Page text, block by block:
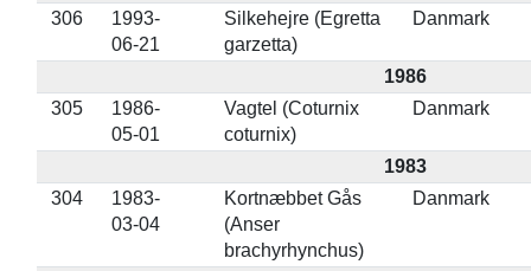
306
1993-
06-21
Silkehejre (Egretta
garzetta)
Danmark
1986
305
1986-
05-01
Vagtel (Coturnix
coturnix)
Danmark
1983
304
1983-
03-04
Kortnæbbet Gås
(Anser
brachyrhynchus)
Danmark